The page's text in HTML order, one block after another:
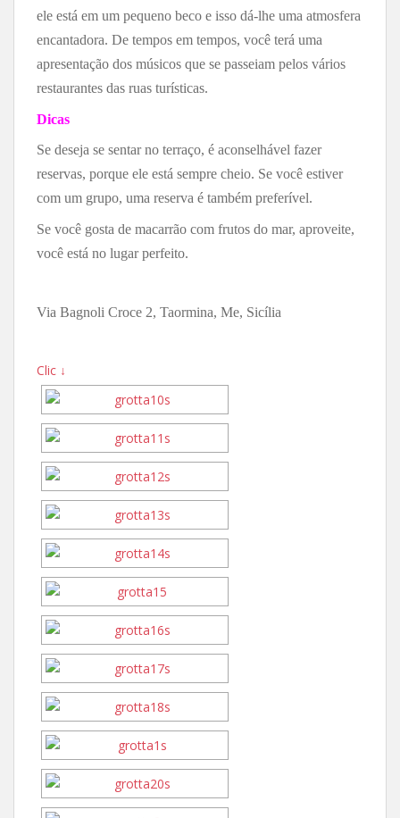
ele está em um pequeno beco e isso dá-lhe uma atmosfera
encantadora. De tempos em tempos, você terá uma
apresentação dos músicos que se passeiam pelos vários
restaurantes das ruas turísticas.
Dicas
Se deseja se sentar no terraço, é aconselhável fazer
reservas, porque ele está sempre cheio. Se você estiver
com um grupo, uma reserva é também preferível.
Se você gosta de macarrão com frutos do mar, aproveite,
você está no lugar perfeito.
Via Bagnoli Croce 2, Taormina, Me, Sicília
Clic ↓